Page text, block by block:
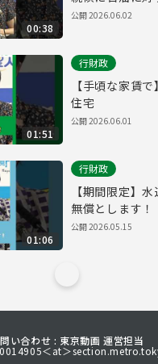
00:38
頼
公開2026.06.02
01:51
行財政
【手頃な家賃
住宅
公開2026.06.01
01:06
行財政
【期間限定】
無償とします！
公開2026.05.15
い合わせ : 東京動画 運営担当
＜at＞